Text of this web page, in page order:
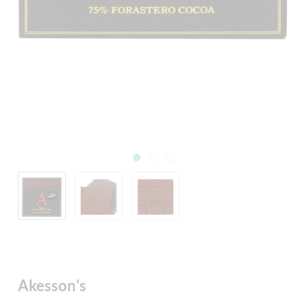
Akesson's